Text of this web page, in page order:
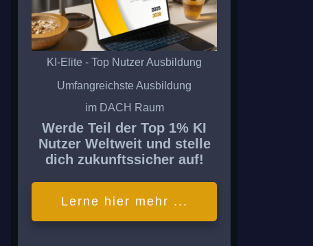
KI-Elite - Top Nutzer Ausbildung
Umfangreichste Ausbildung
im DACH Raum
Werde Teil der Top 1% KI
Nutzer Weltweit und stelle
dich zukunftssicher auf!
Lerne hier mehr ...